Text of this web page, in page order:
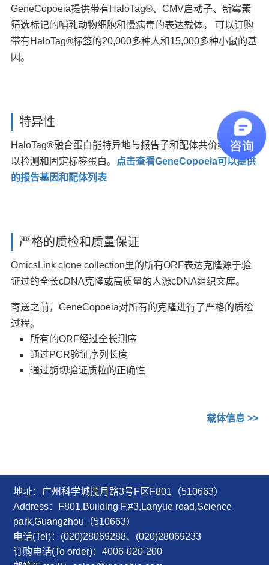
GeneCopoeia提供带有HaloTag®、CMV启动子、新霉素
筛选标记的哺乳动物细胞和慢病毒的表达载体。 可以订购
带有HaloTag®标签的20,000多种人和15,000多种小鼠的基
因。
特异性
HaloTag®融合蛋白能特异地与报告子和配体共价结合，可
以检测和固定标签蛋白。 点击查看GeneCopoeia可以提供
的报告基因和配体列表
严格的质检和质量保证
OmicsLink clone collection里的所有ORF表达克隆源于验
证过的全长cDNA克隆或高质量的人源cDNA组织文库。
寄送之前，GeneCopoeia对所有的克隆进行了严格的质检
过程。
所有的ORF经过全长测序
通过PCR验证序列长度
通过酶切验证质粒的正确性
载体信息 >>
地址：广州科学城揽月路3号F区F801（510663）
Address：F801,Building F,#3,Lanyue road,Science
park,Guangzhou（510663）
电话(Tel)：(020)28069288、(020)28069233
订购电话(To order)：4006-020-200